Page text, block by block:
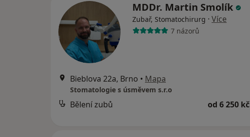
MDDr. Martin Smolík
Zubař, Stomatochirurg · Více
7 názorů
Bieblova 22a, Brno • Mapa
Stomatologie s úsměvem s.r.o
Bělení zubů od 6 250 kč